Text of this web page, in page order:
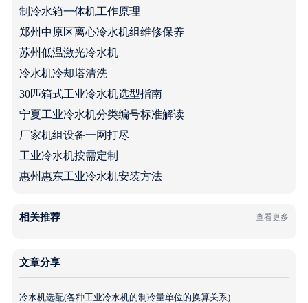
制冷水箱一体机工作原理
郑州中原区离心冷水机组维修保养
苏州低温激光冷水机
冷水机冷却塔清洗
30匹箱式工业冷水机选型指南
宁夏工业冷水机分类编号标准解读
厂家机组设备一网打尽
工业冷水机按需定制
惠州惠东工业冷水机安装方法
相关推荐 查看更多
文章分享
冷水机选配(各种工业冷水机的制冷量单位的换算关系)